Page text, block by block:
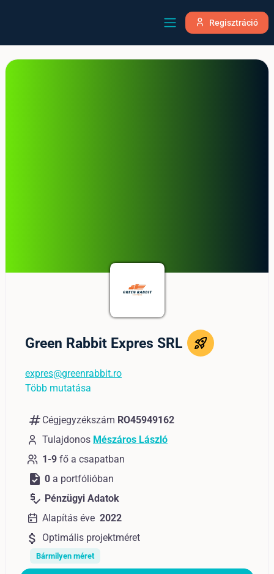
Regisztráció
Green Rabbit Expres SRL
expres@greenrabbit.ro
Több mutatása
numbers Cégjegyzékszám RO45949162
Tulajdonos Mészáros László
1-9 fő a csapatban
task 0 a portfólióban
price_check Pénzügyi Adatok
Alapítás éve 2022
attach_money Optimális projektméret
Bármilyen méret